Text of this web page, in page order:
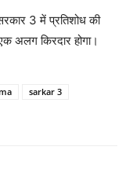
3 में प्रतिशोध की
किरदार होगा।
sarkar 3